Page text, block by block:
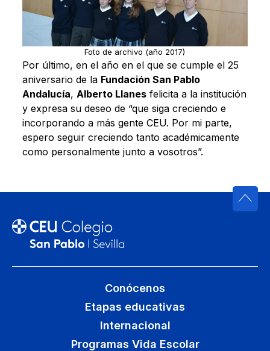
Foto de archivo (año 2017)
Por último, en el año en el que se cumple el 25
aniversario de la Fundación San Pablo
Andalucía, Alberto Llanesfelicita a la institución
y expresa su deseo de “que siga creciendo e
incorporando a más gente CEU. Por mi parte,
espero seguir creciendo tanto académicamente
como personalmente junto a vosotros”.
Conócenos
Etapas educativas
Internacional
Programas Vida Escolar